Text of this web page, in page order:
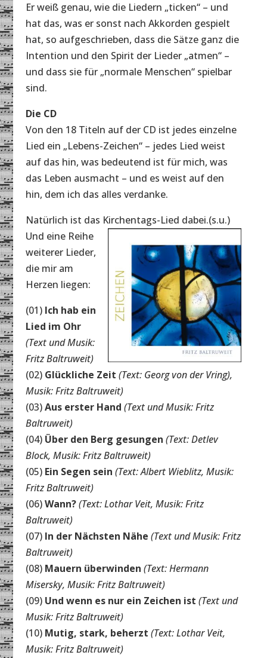
Er weiß genau, wie die Liedern „ticken“ – und
hat das, was er sonst nach Akkorden gespielt
hat, so aufgeschrieben, dass die Sätze ganz die
Intention und den Spirit der Lieder „atmen“ –
und dass sie für „normale Menschen“ spielbar
sind.
Die CD
Von den 18 Titeln auf der CD ist jedes einzelne
Lied ein „Lebens-Zeichen“ – jedes Lied weist
auf das hin, was bedeutend ist für mich, was
das Leben ausmacht – und es weist auf den
hin, dem ich das alles verdanke.
Natürlich ist das Kirchentags-Lied dabei.(s.u.)
Und eine Reihe
weiterer Lieder,
die mir am
Herzen liegen:
(01) Ich hab ein
Lied im Ohr
(Text und Musik:
Fritz Baltruweit)
(02) Glückliche Zeit (Text: Georg von der Vring),
Musik: Fritz Baltruweit)
(03)Aus erster Hand (Text und Musik: Fritz
Baltruweit)
(04) Über den Berg gesungen (Text: Detlev
Block, Musik: Fritz Baltruweit)
(05) Ein Segen sein (Text: Albert Wieblitz, Musik:
Fritz Baltruweit)
(06)Wann? (Text: Lothar Veit, Musik: Fritz
Baltruweit)
(07) In der Nächsten Nähe (Text und Musik: Fritz
Baltruweit)
(08) Mauern überwinden (Text: Hermann
Misersky, Musik: Fritz Baltruweit)
(09) Und wenn es nur ein Zeichen ist (Text und
Musik: Fritz Baltruweit)
(10) Mutig, stark, beherzt (Text: Lothar Veit,
Musik: Fritz Baltruweit)